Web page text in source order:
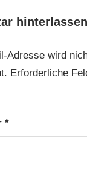
hinterlassen
Adresse wird
Erforderliche
*